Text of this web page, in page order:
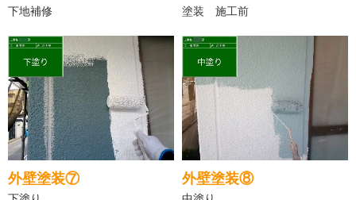
下地補修 塗装 施工前
外壁塗装⑦ 外壁塗装⑧